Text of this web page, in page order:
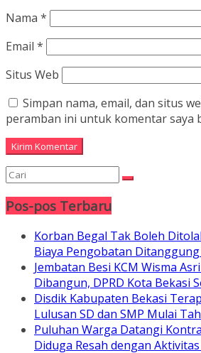
Nama *
Email *
Situs Web
Simpan nama, email, dan situs
peramban ini untuk komentar saya
Pos-pos Terbaru
Korban Begal Tak Boleh
Biaya Pengobatan
Jembatan Besi KCM Wisma
Dibangun, DPRD Kota Bekasi
Disdik Kabupaten Bekasi
Lulusan SD dan SMP Mulai
Puluhan Warga Datangi
Diduga Resah dengan